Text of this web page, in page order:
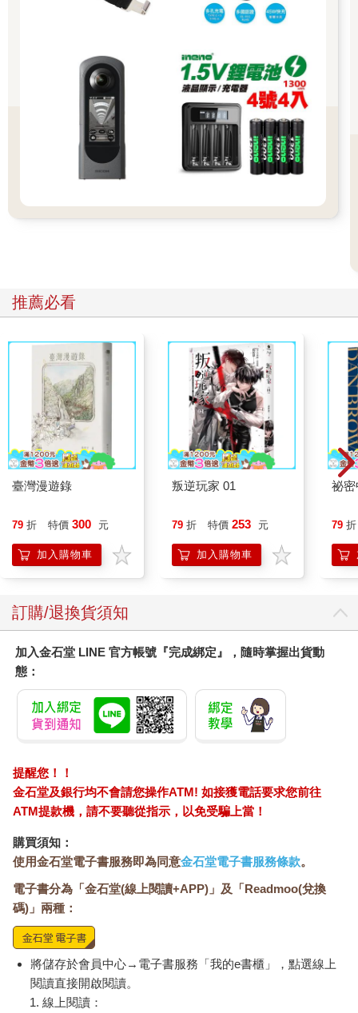
歷經長年歲月風霜，原已被認為無藥可治的台水老宿舍，經由台
造的街區裡，昔日的舊地磚與紅磚牆仍在，但地面與屋頂相連成
可上下迴游的場域，趣味的動線設計成功吸引小店進駐，而老巷
弄也開始變得不同。
范特喜團隊秉著藝術、人文及創意的三大主軸，保留老屋主體，
融合創新元素。在這多元整合的空間裡，有可以放鬆片刻的咖啡
廳，也有專業職人的手作藝品店舖，還能尋得安靜閱讀的書屋空
間，而這裡不定期舉辦的講座市集也活絡了整個街區，成功營造
英才路像一條河流，分開勤美商圈與模範社區，一邊時髦熱鬧，
一邊則古老安靜，兩岸風情截然不同。從模範街八巷散步到四十
巷、民權路巷弄、向上路一段等，而今零星散佈的老屋進駐了咖
啡館、餐廳或店舖等，塑成新舊交融的氣氛，相當引人。模範社
區興建於昭和十二年（一九三七年），這裡曾為日治時期的大和
村，大批日式家屋塑造出來的街道風情，是以往中產階級高級住
宅區的象徵；儘管社區住宅多改建為國宅，但位在模範街四十巷
處仍可見早期聚落。從二○○九年開始，這些老屋經由范特喜微創
修繕與招商之後，陸續邀集販售插畫明信片的「KerKerland」、
從事花禮佈置的「小戶人家」、台灣設計服飾店「女子事務所」
等進駐，因而成為小小的文創聚落。
熱，在這個與文創共生的市井裡，風格小店也感染了這樣的氣
息，格外令人感覺親切。
鄰近站名：英才公益路口 地址：台中市西區模範街、民權路 模範
和村，大批日式家屋塑造出來的街道風情，是以往中產階級高級
住宅區的象徵；儘管社區住宅多改建為國宅，但位在模範街四十
巷處仍可見早期聚落。從二○○九年開始，這些老屋經由范特喜微
創修繕與招商之後，陸續邀集販售插畫明信片的
「KerKerland」、從事花禮佈置的「小戶人家」、台灣設計服飾
店「女子事務所」等進駐，因而成為小小的文創聚落。
遊走在老台中人熟悉的巷弄裡，傳統老菜市場的人情味尚且溫
息，格外令人感覺親切。
鄰近站名：英才公益路口 地址：台中市西區模範街、民權路
推薦必看
臺灣漫遊錄
79 折 特價 300 元
加入購物車
叛逆玩家 01
79 折 特價 253 元
加入購物車
祕
79 折
訂購/退換貨須知
加入金石堂 LINE 官方帳號『完成綁定』，隨時掌握出貨動
態：
提醒您！！
金石堂及銀行均不會請您操作ATM! 如接獲電話要求您前往
ATM提款機，請不要聽從指示，以免受騙上當！
購買須知：
使用金石堂電子書服務即為同意金石堂電子書服務條款。
電子書分為「金石堂(線上閱讀+APP)」及「Readmoo(兌換
碼)」兩種：
將儲存於會員中心→電子書服務「我的e書櫃」，點選線上
閱讀直接開啟閱讀。
線上閱讀：